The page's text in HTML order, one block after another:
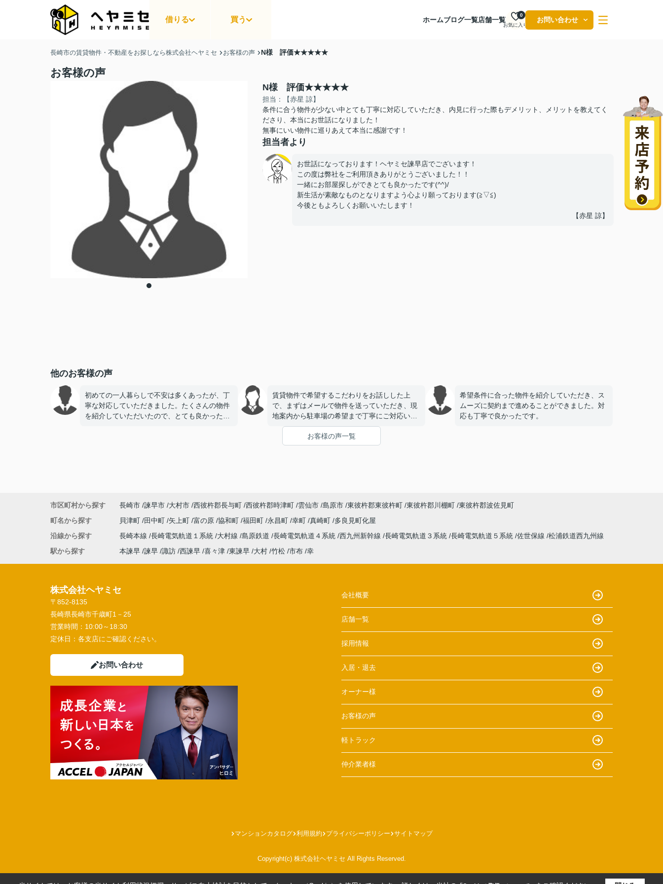
借りる 買う ホームブログ一覧店舗一覧
お気に入り
0
お問い合わせ
長崎市の賃貸物件・不動産をお探しなら株式会社ヘヤミセ お客様の声 N様 評価★★★★★
お客様の声
N様 評価★★★★★
担当：【赤星 諒】
条件に合う物件が少ない中とても丁寧に対応していただき、内見に行った際もデメリット、メリットを教えてく
ださり、本当にお世話になりました！
無事にいい物件に巡りあえて本当に感謝です！
担当者より
お世話になっております！ヘヤミセ諫早店でございます！
この度は弊社をご利用頂きありがとうございました！！
一緒にお部屋探しができとても良かったです(^^)/
新生活が素敵なものとなりますよう心より願っております(≧▽≦)
今後ともよろしくお願いいたします！
【赤星 諒】
他のお客様の声
初めての一人暮らしで不安は多くあったが、丁
寧な対応していただきました。たくさんの物件
を紹介していただいたので、とても良かったで
賃貸物件で希望するこだわりをお話しした上
で、まずはメールで物件を送っていただき、現
地案内から駐車場の希望まで丁寧にご対応いた
だき、今回契約をさせていただきました。とて
も信頼できる会社様で安心してお任せできまし
た。感謝申し上げます。
希望条件に合った物件を紹介していただき、ス
ムーズに契約まで進めることができました。対
応も丁寧で良かったです。
お客様の声一覧
市区町村から探す 長崎市 諫早市 大村市 西彼杵郡長与町 西彼杵郡時津町 雲仙市 島原市 東彼杵郡東彼杵町 東彼杵郡川棚町 東彼杵郡波佐見町
町名から探す
貝津町 田中町 矢上町 富の原 協和町 福田町 永昌町 幸町 真崎町 多良見町化屋
沿線から探す
長崎本線 長崎電気軌道１系統 大村線 島原鉄道 長崎電気軌道４系統 西九州新幹線 長崎電気軌道３系統 長崎電気軌道５系統 佐世保線 松浦鉄道西九州線
駅から探す
本諫早 諫早 諏訪 西諫早 喜々津 東諫早 大村 竹松 市布 幸
株式会社ヘヤミセ
〒852-8135
長崎県長崎市千歳町1－25
営業時間： 10:00～18:30
定休日： 各支店にご確認ください。
お問い合わせ
会社概要
店舗一覧
採用情報
入居・退去
オーナー様
お客様の声
軽トラック
仲介業者様
マンションカタログ 利用規約 プライバシーポリシー サイトマップ
Copyright(c) 株式会社ヘヤミセ All Rights Reserved.